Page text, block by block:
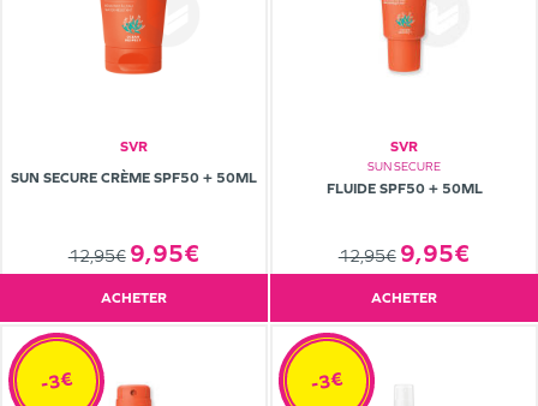
SVR
SUN SECURE CRÈME SPF50 + 50ML
12,95€ 9,95€
ACHETER
SVR
SUN SECURE
FLUIDE SPF50 + 50ML
12,95€ 9,95€
ACHETER
-3€ -3€